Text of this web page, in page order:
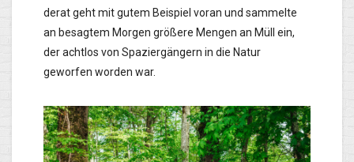
derat geht mit gutem Beispiel voran und sammelte
an be­sagtem Morgen größere Mengen an Müll ein,
der achtlos von Spaziergängern in die Natur
geworfen worden war.